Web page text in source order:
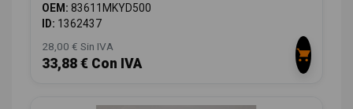
OEM: 83611MKYD500
ID: 1362437
28,00 € Sin IVA
33,88 € Con IVA